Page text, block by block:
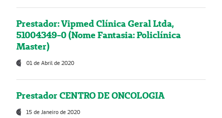
Prestador: Vipmed Clínica Geral Ltda,
51004349-0 (Nome Fantasia: Policlínica
Master)
01 de Abril de 2020
Prestador CENTRO DE ONCOLOGIA
15 de Janeiro de 2020